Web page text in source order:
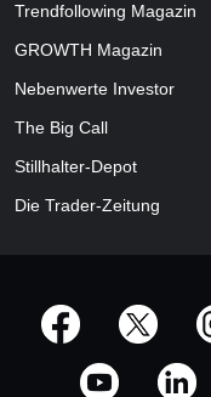
Trendfollowing Magazin
GROWTH Magazin
Nebenwerte Investor
The Big Call
Stillhalter-Depot
Die Trader-Zeitung
offizielle Social Media-